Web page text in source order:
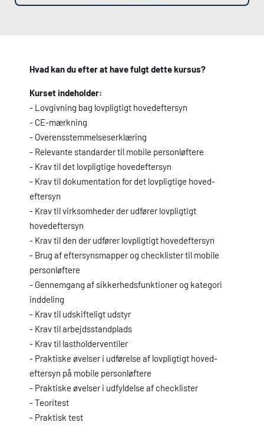
Hvad kan du efter at have fulgt dette kursus?
Kurset indeholder:
- Lovgivning bag lovpligtigt hovedeftersyn
- CE-mærkning
- Overensstemmelseserklæring
- Relevante standarder til mobile personløftere
- Krav til det lovpligtige hovedeftersyn
- Krav til dokumentation for det lovpligtige hoved-
eftersyn
- Krav til virksomheder der udfører lovpligtigt
hovedeftersyn
- Krav til den der udfører lovpligtigt hovedeftersyn
- Brug af eftersynsmapper og checklister til mobile
personløftere
- Gennemgang af sikkerhedsfunktioner og kategori
inddeling
- Krav til udskifteligt udstyr
- Krav til arbejdsstandplads
- Krav til lastholderventiler
- Praktiske øvelser i udførelse af lovpligtigt hoved-
eftersyn på mobile personløftere
- Praktiske øvelser i udfyldelse af checklister
- Teoritest
- Praktisk test